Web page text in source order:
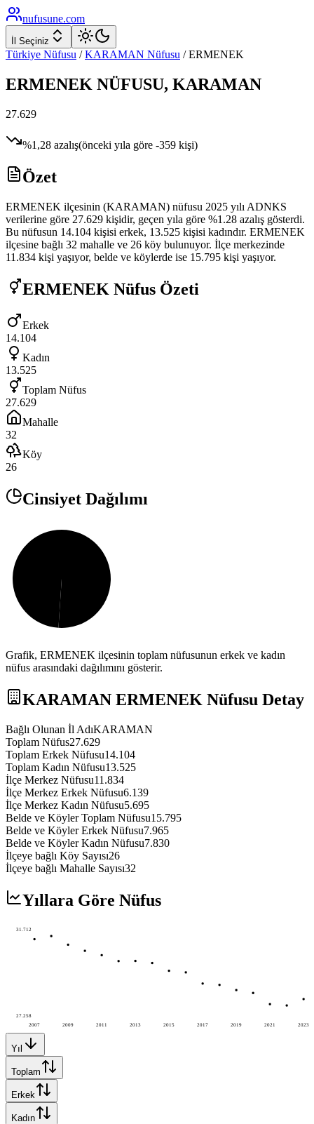
nufusune.com
İl Seçiniz
Türkiye Nüfusu / KARAMAN Nüfusu /ERMENEK
ERMENEK NÜFUSU, KARAMAN
27.629
%1,28 azalış(önceki yıla göre -359 kişi)
Özet
ERMENEK ilçesinin (KARAMAN) nüfusu 2025 yılı ADNKS
verilerine göre 27.629 kişidir, geçen yıla göre %1.28 azalış gösterdi.
Bu nüfusun 14.104 kişisi erkek, 13.525 kişisi kadındır. ERMENEK
ilçesine bağlı 32 mahalle ve 26 köy bulunuyor. İlçe merkezinde
11.834 kişi yaşıyor, belde ve köylerde ise 15.795 kişi yaşıyor.
ERMENEK Nüfus Özeti
Erkek
14.104
Kadın
13.525
Toplam Nüfus
27.629
Mahalle
32
Köy
26
Cinsiyet Dağılımı
Grafik, ERMENEK ilçesinin toplam nüfusunun erkek ve kadın
nüfus arasındaki dağılımını gösterir.
KARAMAN ERMENEK Nüfusu Detay
Bağlı Olunan İl AdıKARAMAN
Toplam Nüfus27.629
Toplam Erkek Nüfusu14.104
Toplam Kadın Nüfusu13.525
İlçe Merkez Nüfusu11.834
İlçe Merkez Erkek Nüfusu6.139
İlçe Merkez Kadın Nüfusu5.695
Belde ve Köyler Toplam Nüfusu15.795
Belde ve Köyler Erkek Nüfusu7.965
Belde ve Köyler Kadın Nüfusu7.830
İlçeye bağlı Köy Sayısı26
İlçeye bağlı Mahalle Sayısı32
Yıllara Göre Nüfus
2007 2009 2011 2013 2015 2017 2019 2021 2023
31.712
27.258
Yıl
Toplam
Erkek
Kadın